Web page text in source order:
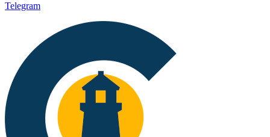
Telegram